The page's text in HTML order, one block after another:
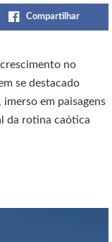
Compartilhar
no
se destacado
em paisagens
da rotina caótica